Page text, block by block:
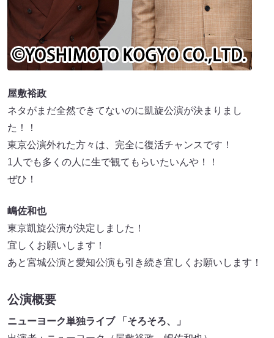
屋敷裕政
ネタがまだ全然できてないのに凱旋公演が決まりまし
た！！
東京公演外れた方々は、完全に復活チャンスです！
1人でも多くの人に生で観てもらいたいんや！！
ぜひ！
嶋佐和也
東京凱旋公演が決定しました！
宜しくお願いします！
あと宮城公演と愛知公演も引き続き宜しくお願いします！
公演概要
ニューヨーク単独ライブ 「そろそろ、」